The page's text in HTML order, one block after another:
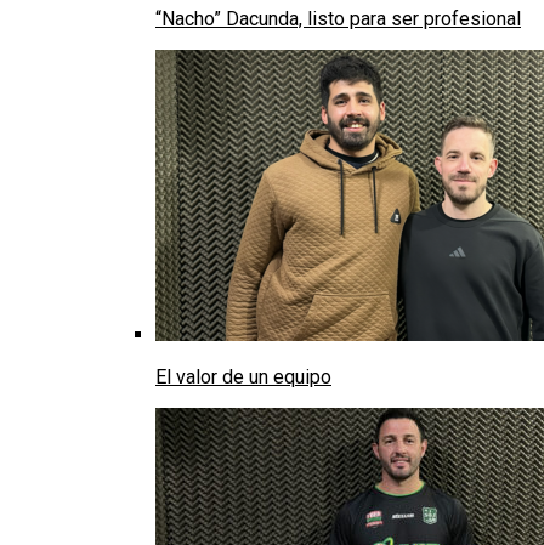
“Nacho” Dacunda, listo para ser profesional
El valor de un equipo